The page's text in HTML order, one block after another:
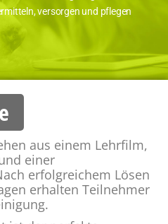
versorgen und pflegen
aus einem Lehrfilm,
einer
erfolgreichem Lösen
erhalten Teilnehmer